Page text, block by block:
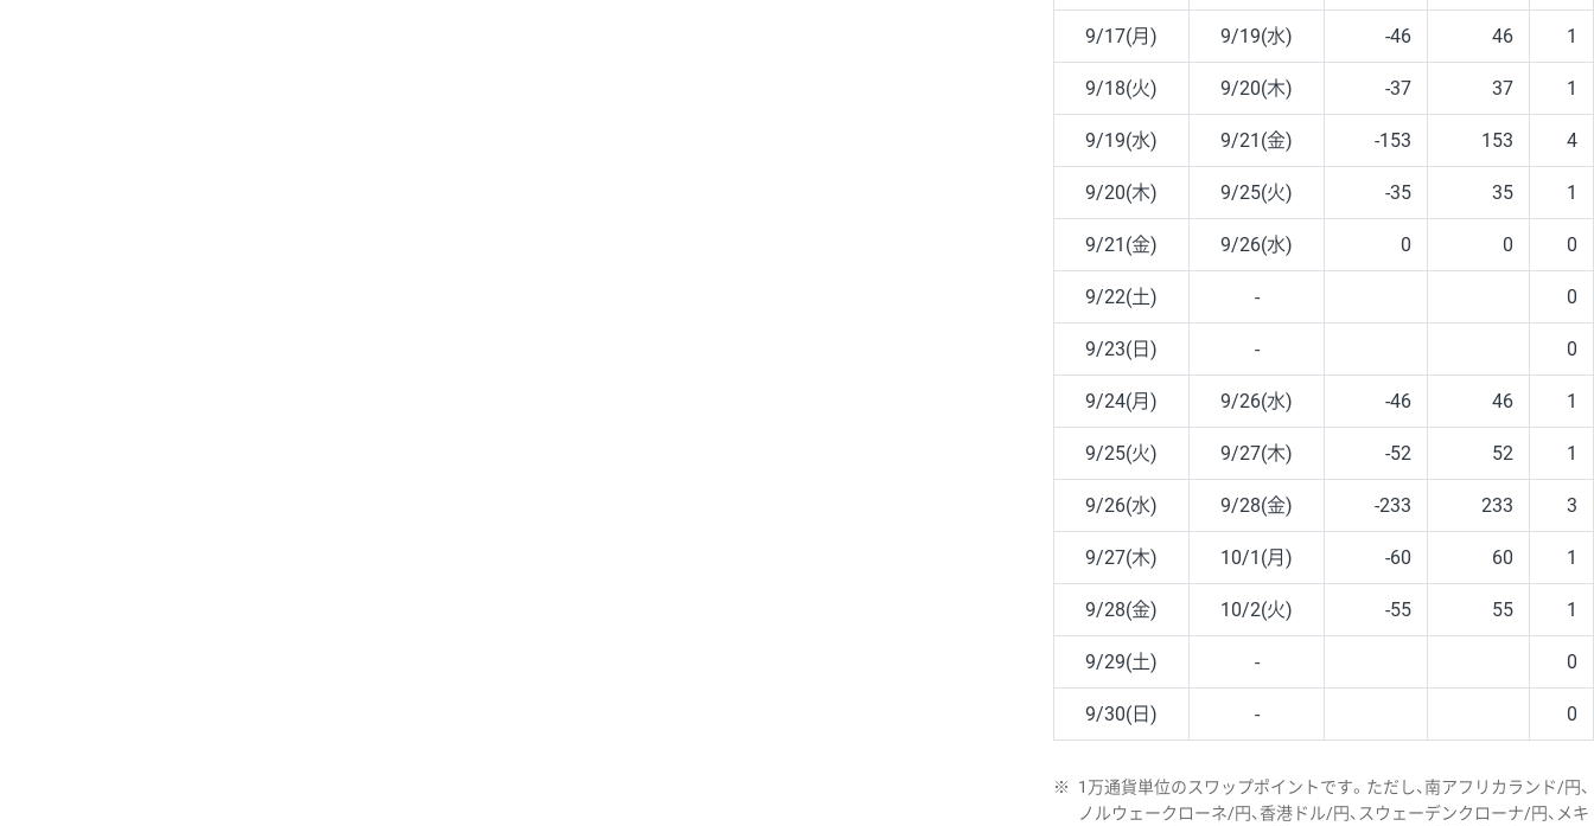
9/17(月) 9/19(水) -46 46 1
9/18(火) 9/20(木) -37 37 1
9/19(水) 9/21(金) -153 153 4
9/20(木) 9/25(火) -35 35 1
9/21(金) 9/26(水) 0 0 0
9/22(土) - 0
9/23(日) - 0
9/24(月) 9/26(水) -46 46 1
9/25(火) 9/27(木) -52 52 1
9/26(水) 9/28(金) -233 233 3
9/27(木) 10/1(月) -60 60 1
9/28(金) 10/2(火) -55 55 1
9/29(土) - 0
9/30(日) - 0
※
1万通貨単位のスワップポイントです。ただし、南アフリカランド/円、
ノルウェークローネ/円、香港ドル/円、スウェーデンクローナ/円、メキ